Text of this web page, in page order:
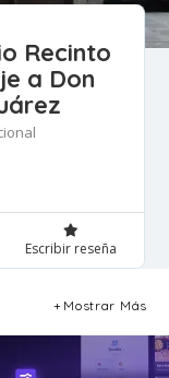
Recinto
a Don
Escribir reseña
Mostrar Más